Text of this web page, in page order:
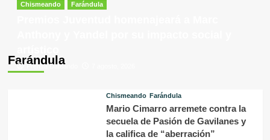
Farándula
Chismeando Farándula
Prensa Dateando
Chismeando Farándula
Mario Cimarro arremete contra la
secuela de Pasión de Gavilanes y
la califica de “aberración”